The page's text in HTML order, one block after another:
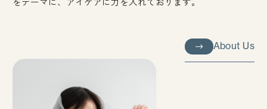
About Us